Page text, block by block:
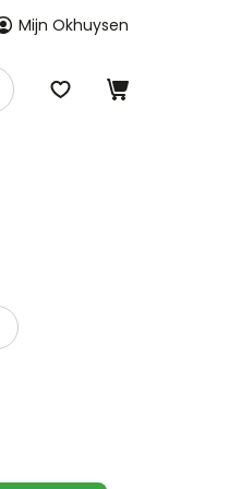
Mijn Okhuysen